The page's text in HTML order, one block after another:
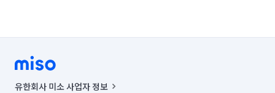
유한회사 미소 사업자 정보